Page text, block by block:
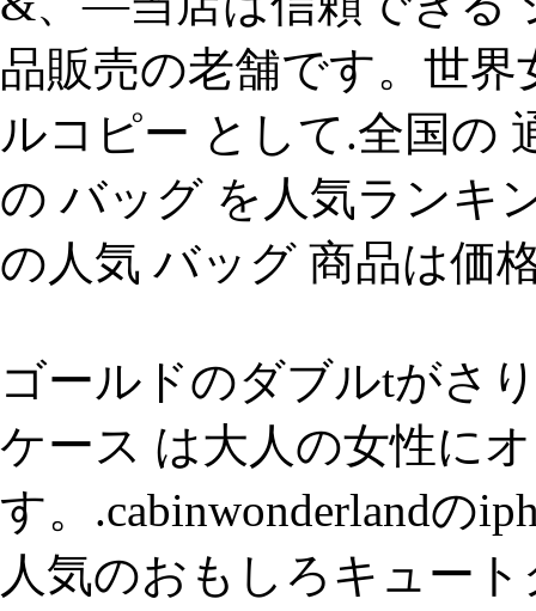
品販売の老舗です。世
ルコピー として.全国の
の バッグ を人気ランキ
の人気 バッグ 商品は価
ゴールドのダブルtがさ
ケース は大人の女性に
す。.cabinwonderlandの
人気のおもしろキュー